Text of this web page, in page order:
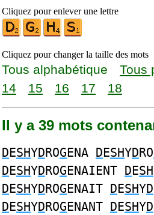
Cliquez pour enlever une lettre
Cliquez pour changer la taille des mots
Tous alphabétique Tous
14
15 16 17 18
Il y a 39 mots
DESHYDROGENA DESHYDRO
DESHYDROGENAIENT DESH
DESHYDROGENAIT DESHYD
DESHYDROGENANT DESHYD